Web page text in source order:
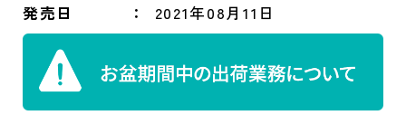
発売日 2021年08月11日